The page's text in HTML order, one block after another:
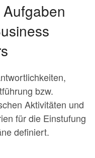
bzw.
Aktivitäten und
für die Einstufung
definiert.